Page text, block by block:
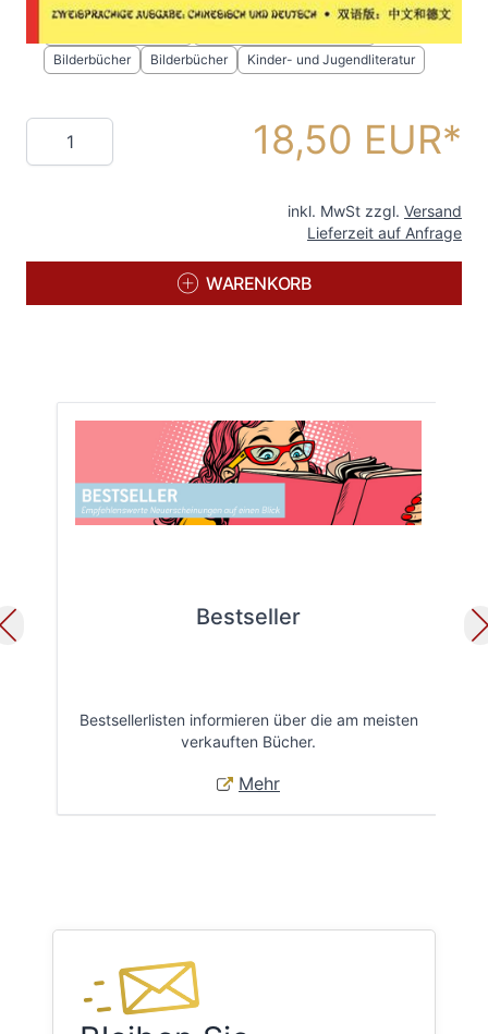
Bilderbücher
Bilderbücher Kinder- und Jugendliteratur
Menge 18,50 EUR
inkl. MwSt zzgl. Versand
Lieferzeit auf Anfrage
WARENKORB
Bestseller
Bestsellerlisten informieren über die am meisten
verkauften Bücher.
Mehr